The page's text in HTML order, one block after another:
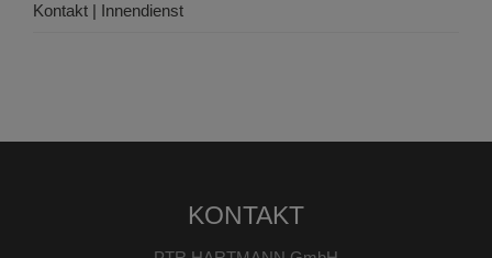
Kontakt | Innendienst
KONTAKT